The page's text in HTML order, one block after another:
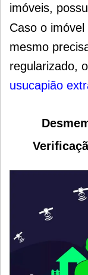
imóveis,
Caso o
mesmo
regularizado,
usucapião